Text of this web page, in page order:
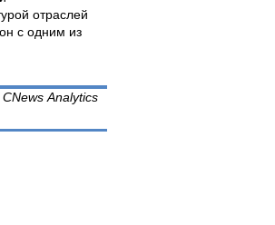
отраслей
с одним из
Analytics